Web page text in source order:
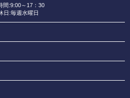
間:9:00～17：30
日:毎週水曜日